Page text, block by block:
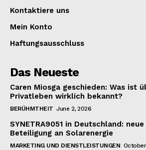
Kontaktiere uns
Mein Konto
Haftungsausschluss
Das Neueste
Caren Miosga geschieden: Was ist
Privatleben wirklich bekannt?
BERÜHMTHEIT June 2, 2026
SYNETRA9051 in Deutschland:
Beteiligung an Solarenergie
MARKETING UND DIENSTLEISTUNGEN